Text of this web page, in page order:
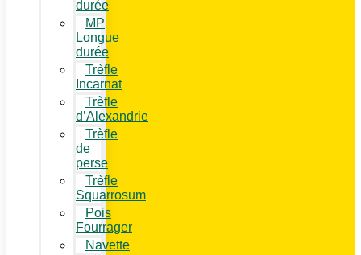
durée
MP
Longue
durée
Trèfle
Incarnat
Trèfle
d’Alexandrie
Trèfle
de
perse
Trèfle
Squarrosum
Pois
Fourrager
Navette